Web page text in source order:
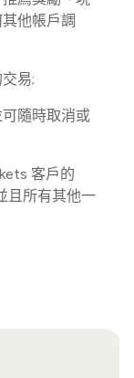
他帳戶調
易;
隨時取消或
客戶的
且所有其他一